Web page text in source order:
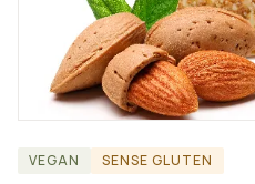
VEGAN SENSE GLUTEN